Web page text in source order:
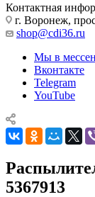
Контактная
г. Воронеж,
shop@cdi36.ru
Мы в
Вконтакте
Telegram
YouTube
5367913